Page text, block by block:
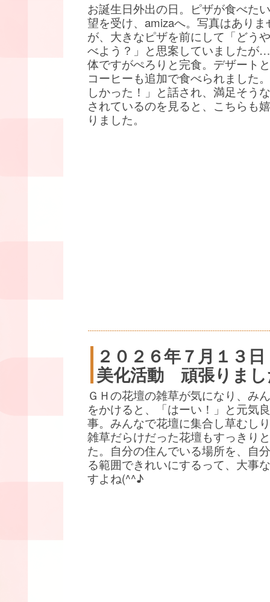
お誕生日外出の日。ピザが食べた
望を受け、amizaへ。写真はありま
が、大きなピザを前にして「どう
べよう？」と思案していましたが
体ですがぺろりと完食。デザート
コーヒーも追加で食べられました
しかった！」と話され、満足そう
されているのを見ると、こちらも
りました。
２０２６年７月１３日
美化活動 頑張りま
ＧＨの花壇の雑草が気になり、み
をかけると、「はーい！」と元気
事。みんなで花壇に集合し草むし
雑草だらけだった花壇もすっきり
た。自分の住んでいる場所を、自
る範囲できれいにするって、大事
すよね(^^♪